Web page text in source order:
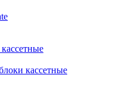
кассетные